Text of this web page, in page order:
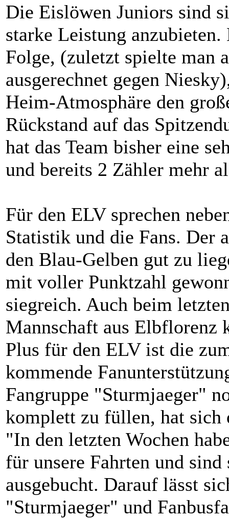
Die Eislöwen Juniors sind
starke Leistung
Folge, (zuletzt spielte man
ausgerechnet gegen
Heim-Atmosphäre den
Rückstand auf das
hat das Team bisher eine
und bereits 2 Zähler mehr
Für den ELV sprechen
Statistik und die Fans. Der
den Blau-Gelben gut zu
mit voller Punktzahl
siegreich. Auch beim
Mannschaft aus Elbflorenz
Plus für den ELV ist die
kommende
Fangruppe "Sturmjaeger"
komplett zu füllen, hat
"In den letzten Wochen
für unsere Fahrten und
ausgebucht. Darauf lässt
"Sturmjaeger" und